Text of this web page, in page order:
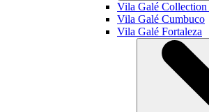
Vila Galé Collection
Vila Galé Cumbuco
Vila Galé Fortaleza